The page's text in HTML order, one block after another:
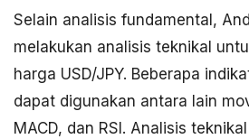
Selain analisis fundamental,
melakukan analisis teknikal
harga USD/JPY. Beberapa
dapat digunakan antara lain
MACD, dan RSI. Analisis